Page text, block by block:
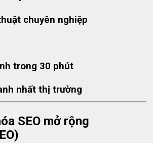
chuyên nghiệp
trong 30 phút
nhất thị trường
SEO mở rộng